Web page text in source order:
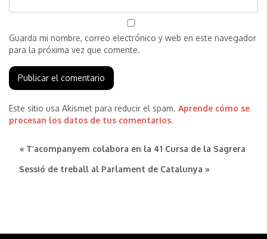
Guarda mi nombre, correo electrónico y web en este navegador
para la próxima vez que comente.
Este sitio usa Akismet para reducir el spam. Aprende cómo se
procesan los datos de tus comentarios.
« T’acompanyem colabora en la 41 Cursa de la Sagrera
Sessió de treball al Parlament de Catalunya »